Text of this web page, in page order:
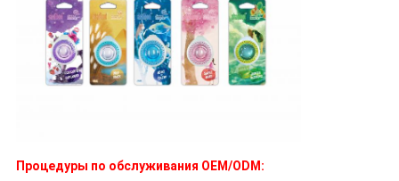
Процедуры по обслуживания OEM/ODM: